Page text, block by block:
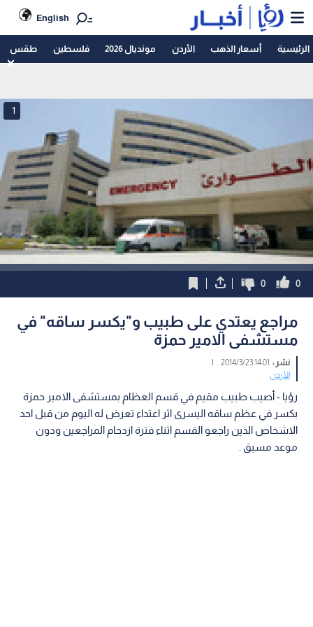
English
الرئيسية أسعار الذهب الأردن مونديال 2026 فلسطين طقس
1
0
0
مراجع يعتدي على طبيب و"يكسر ساقه" في
مستشفى الامير حمزة
نشر : 14:01 2014/3/23
|
الأردن
رؤيا - أصيب طبيب مقيم في قسم العظام بمستشفى الامير حمزة
بكسر في عظم ساقه اليسرى اثر اعتداء تعرض له اليوم من قبل احد
الاشخاص الذين راجعو القسم اثناء فترة ازدحام المراجعين ودون
موعد مسبق .